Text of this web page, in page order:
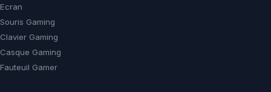
Ecran
Souris Gaming
Clavier Gaming
Casque Gaming
Fauteuil Gamer